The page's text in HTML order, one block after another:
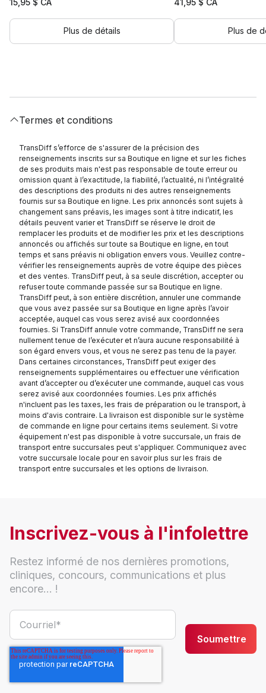
15,95 $ CA
Plus de détails
41,95 $ CA
Plus de
Termes et conditions
TransDiff s’efforce de s'assurer de la précision des
renseignements inscrits sur sa Boutique en ligne et sur les fiches
de ses produits mais n'est pas responsable de toute erreur ou
omission quant à l’exactitude, la fiabilité, l’actualité, ni l’intégralité
des descriptions des produits ni des autres renseignements
fournis sur sa Boutique en ligne. Les prix annoncés sont sujets à
changement sans préavis, les images sont à titre indicatif, les
détails peuvent varier et TransDiff se réserve le droit de
remplacer les produits et de modifier les prix et les descriptions
annoncés ou affichés sur toute sa Boutique en ligne, en tout
temps et sans préavis ni obligation envers vous. Veuillez contre-
vérifier les renseignements auprès de votre équipe des pièces
et des ventes. TransDiff peut, à sa seule discrétion, accepter ou
refuser toute commande passée sur sa Boutique en ligne.
TransDiff peut, à son entière discrétion, annuler une commande
que vous avez passée sur sa Boutique en ligne après l’avoir
acceptée, auquel cas vous serez avisé aux coordonnées
fournies. Si TransDiff annule votre commande, TransDiff ne sera
nullement tenue de l’exécuter et n’aura aucune responsabilité à
son égard envers vous, et vous ne serez pas tenu de la payer.
Dans certaines circonstances, TransDiff peut exiger des
renseignements supplémentaires ou effectuer une vérification
avant d’accepter ou d’exécuter une commande, auquel cas vous
serez avisé aux coordonnées fournies. Les prix affichés
n'incluent pas les taxes, les frais de préparation ou le transport, à
moins d'avis contraire. La livraison est disponible sur le système
de commande en ligne pour certains items seulement. Si votre
équipement n'est pas disponible à votre succursale, un frais de
transport entre succursales peut s'appliquer. Communiquez avec
votre succursale locale pour en savoir plus sur les frais de
transport entre succursales et les options de livraison.
Inscrivez-vous à l'infolettre
Restez informé de nos dernières promotions,
cliniques, concours, communications et plus
encore... !